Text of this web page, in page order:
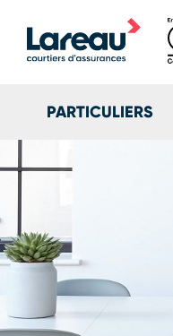
PARTICULIERS